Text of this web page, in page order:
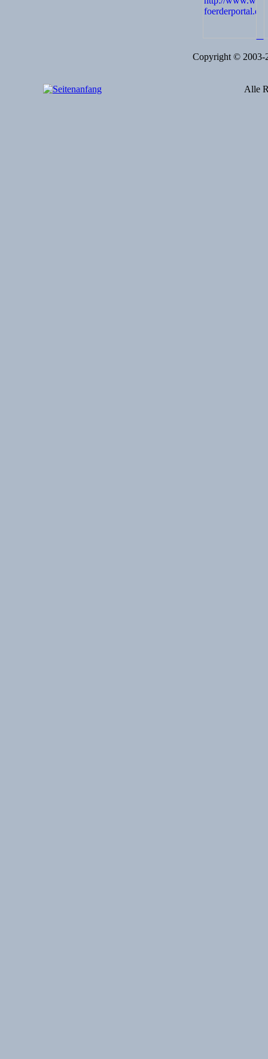
Copyright ©
Alle